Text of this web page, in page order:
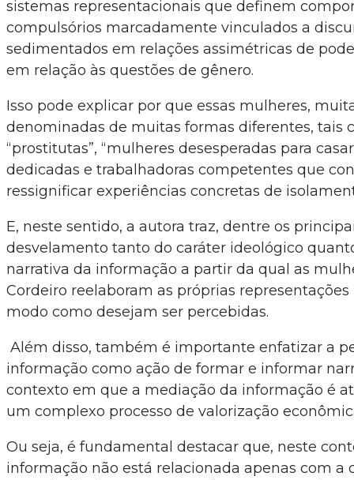
sistemas representacionais que definem
compulsórios marcadamente vinculados a
sedimentados em relações assimétricas de
em relação às questões de gênero.
Isso pode explicar por que essas mulheres,
denominadas de muitas formas diferentes, tais
“prostitutas”, “mulheres desesperadas para
dedicadas e trabalhadoras competentes que
ressignificar experiências concretas de
E, neste sentido, a autora traz, dentre os
desvelamento tanto do caráter ideológico
narrativa da informação a partir da qual as
Cordeiro reelaboram as próprias
modo como desejam ser percebidas.
Além disso, também é importante enfatizar a
informação como ação de formar e informar
contexto em que a mediação da informação é
um complexo processo de valorização
Ou seja, é fundamental destacar que, neste
informação não está relacionada apenas com a